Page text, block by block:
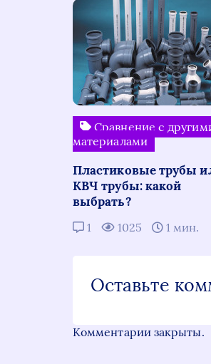
Сравнение с
материалами
Пластиковые трубы
КВЧ трубы: какой
выбрать?
1 1025 1 мин.
Оставьте
Комментарии закрыты.